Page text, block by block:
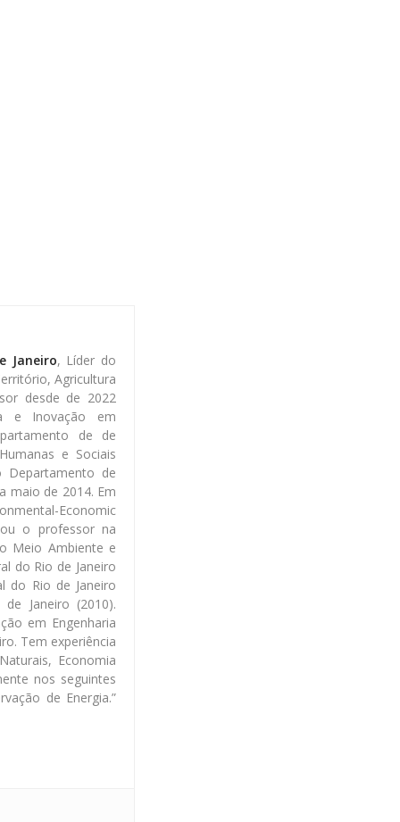
Janeiro, Líder do
Agricultura
desde de 2022
e Inovação em
de de
e Sociais
Departamento de
maio de 2014. Em
Economic
o professor na
Meio Ambiente e
do Rio de Janeiro
do Rio de Janeiro
Janeiro (2010).
em Engenharia
Tem experiência
Economia
nos seguintes
de Energia.”